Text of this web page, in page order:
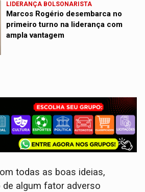
LIDERANÇA BOLSONARISTA
Marcos Rogério desembarca no
primeiro turno na liderança com
ampla vantagem
todas as boas ideias,
algum fator adverso